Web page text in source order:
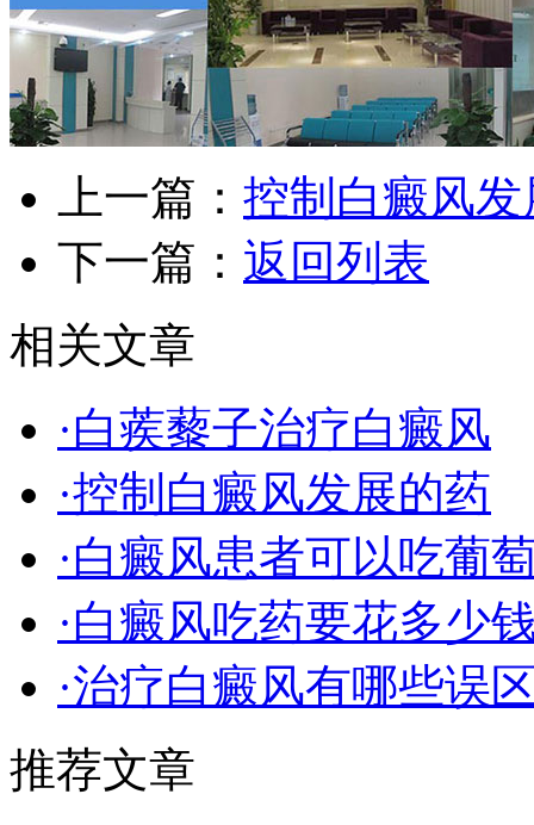
上一篇： 控制白癜风
下一篇： 返回列表
相关文章
·白蒺藜子治疗白癜风
·控制白癜风发展的药
·白癜风患者可以吃葡
·白癜风吃药要花多少
·治疗白癜风有哪些误
推荐文章